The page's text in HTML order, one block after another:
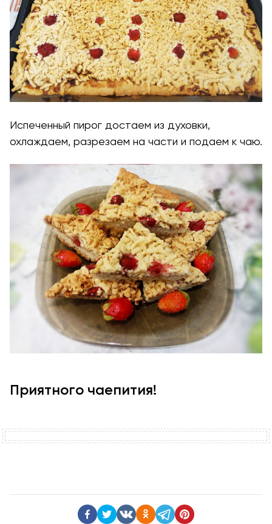
Испеченный пирог достаем из духовки,
охлаждаем, разрезаем на части и подаем к чаю.
Приятного чаепития!